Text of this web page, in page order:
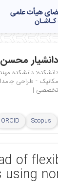
دانشیار
دانشکده: دانشکده
مکانیک - طراحی
تخصصی |
Scopus
ORCID
of
using